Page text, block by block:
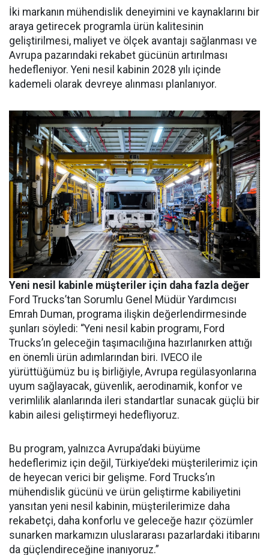
İki markanın mühendislik deneyimini ve kaynaklarını bir
araya getirecek programla ürün kalitesinin
geliştirilmesi, maliyet ve ölçek avantajı sağlanması ve
Avrupa pazarındaki rekabet gücünün artırılması
hedefleniyor. Yeni nesil kabinin 2028 yılı içinde
kademeli olarak devreye alınması planlanıyor.
Yeni nesil kabinle müşteriler için daha fazla değer
Ford Trucks’tan Sorumlu Genel Müdür Yardımcısı
Emrah Duman, programa ilişkin değerlendirmesinde
şunları söyledi: “Yeni nesil kabin programı, Ford
Trucks’ın geleceğin taşımacılığına hazırlanırken attığı
en önemli ürün adımlarından biri. IVECO ile
yürüttüğümüz bu iş birliğiyle, Avrupa regülasyonlarına
uyum sağlayacak, güvenlik, aerodinamik, konfor ve
verimlilik alanlarında ileri standartlar sunacak güçlü bir
kabin ailesi geliştirmeyi hedefliyoruz.
Bu program, yalnızca Avrupa’daki büyüme
hedeflerimiz için değil, Türkiye’deki müşterilerimiz için
de heyecan verici bir gelişme. Ford Trucks’ın
mühendislik gücünü ve ürün geliştirme kabiliyetini
yansıtan yeni nesil kabinin, müşterilerimize daha
rekabetçi, daha konforlu ve geleceğe hazır çözümler
sunarken markamızın uluslararası pazarlardaki itibarını
da güçlendireceğine inanıyoruz.”